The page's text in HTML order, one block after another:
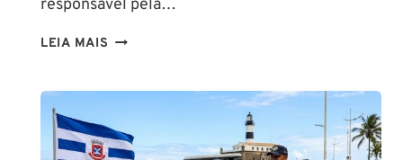
responsável pela…
LEIA MAIS NA
SAI
DA